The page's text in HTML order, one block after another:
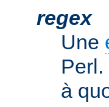
regex
Une
à